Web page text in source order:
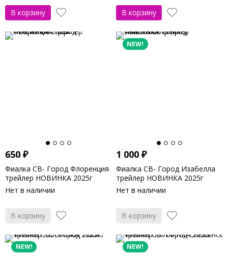
В корзину В корзину
650 ₽
Фиалка СВ- Город Флоренция
трейлер НОВИНКА 2025г
Нет в наличии
В корзину
NEW!
1 000₽
Фиалка СВ- Город Изабелла
трейлер НОВИНКА 2025г
Нет в наличии
В корзину
NEW! NEW!